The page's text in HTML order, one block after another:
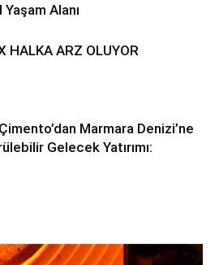
Alanı
HALKA ARZ OLUYOR
Marmara Denizi’ne
Gelecek Yatırımı: